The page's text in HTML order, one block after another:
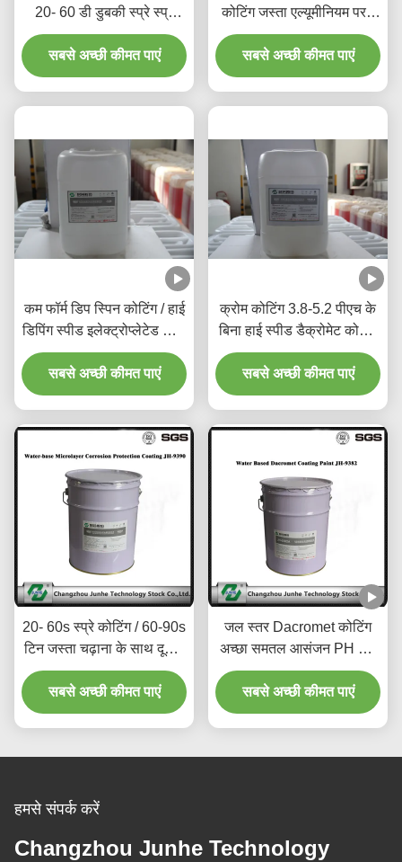
20- 60 डी डुबकी स्प्रे स्प्रे
कोटिंग के साथ
सबसे अच्छी कीमत पाएं
कोटिंग जस्ता एल्यूमीनियम परत
कोटिंग तरल
सबसे अच्छी कीमत पाएं
कम फॉर्म डिप स्पिन कोटिंग / हाई
डिपिंग स्पीड इलेक्ट्रोप्लेटेड जिंक
कोटिंग
सबसे अच्छी कीमत पाएं
क्रोम कोटिंग 3.8-5.2 पीएच के
बिना हाई स्पीड डैक्रोमेट कोटिंग
ब्रेक डिस्क
सबसे अच्छी कीमत पाएं
20- 60s स्प्रे कोटिंग / 60-90s
टिन जस्ता चढ़ाना के साथ दूसरी
पीढ़ी Dacromet कोटिंग
सबसे अच्छी कीमत पाएं
जल स्तर Dacromet कोटिंग
अच्छा समतल आसंजन PH मान
3.8-5.2 है
सबसे अच्छी कीमत पाएं
हमसे संपर्क करें
Changzhou Junhe Technology